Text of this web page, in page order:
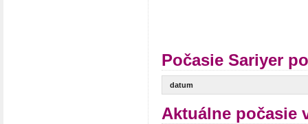
Počasie Sariyer
datum
Aktuálne počasie